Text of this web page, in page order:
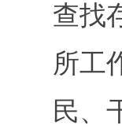
查找
所工
民、